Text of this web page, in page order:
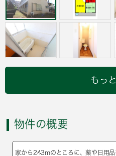
もっ
物件の概要
家から243mのところに、薬や日用